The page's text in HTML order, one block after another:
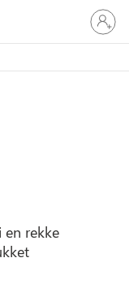
Logg
på
kontoen
rekke